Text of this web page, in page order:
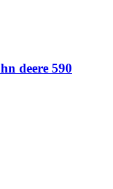
deere 590